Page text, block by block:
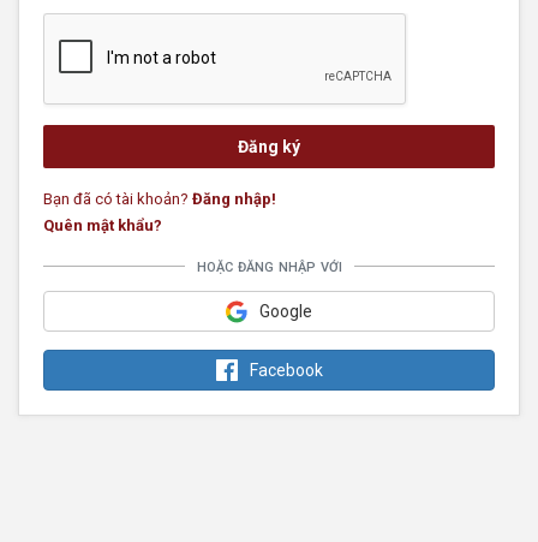
Bạn đã có tài khoản? Đăng nhập!
Quên mật khẩu?
hoặc đăng nhập với
Google
Facebook